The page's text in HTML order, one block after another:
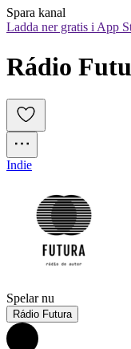
Spara kanal
Ladda ner gratis i App
Rádio
Indie
Spelar nu
Rádio Futura